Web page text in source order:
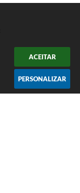
ACEITAR
PERSONALIZAR